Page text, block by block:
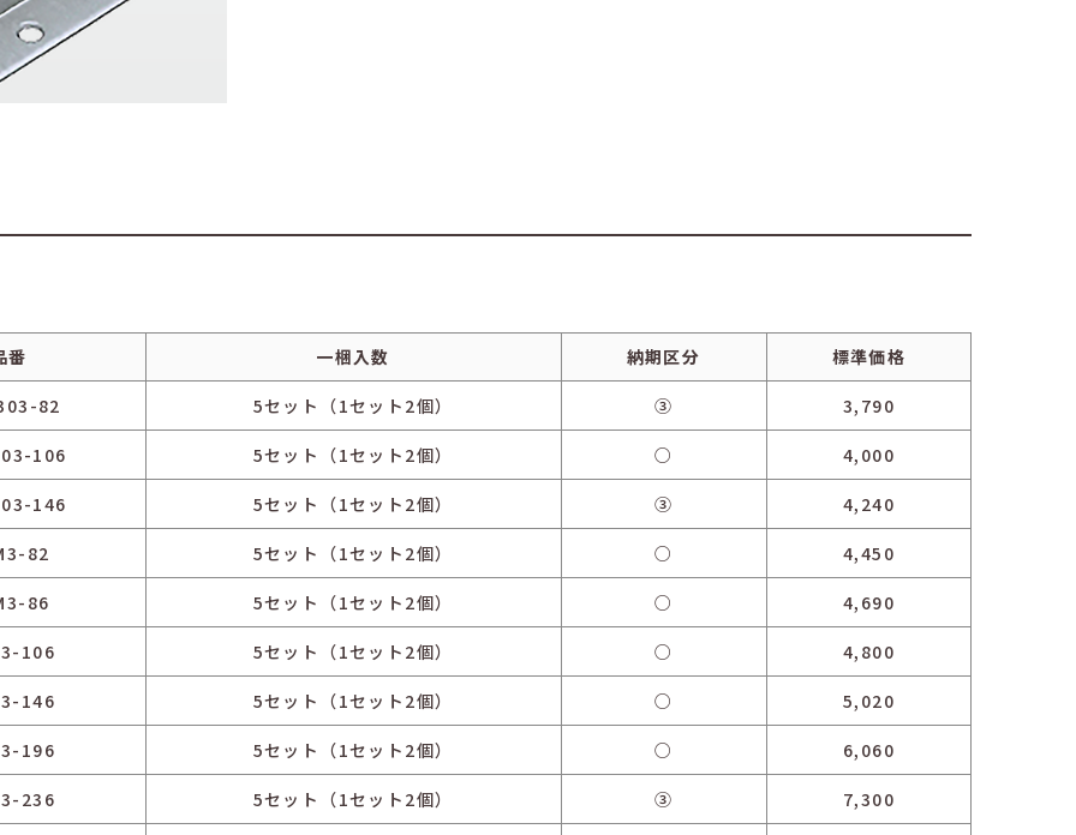
番 一梱入数 納期区分 標準価格
82 5セット（1セット2個） ③ 3,790
106 5セット（1セット2個） ○ 4,000
146 5セット（1セット2個） ③ 4,240
82 5セット（1セット2個） ○ 4,450
86 5セット（1セット2個） ○ 4,690
106 5セット（1セット2個） ○ 4,800
146 5セット（1セット2個） ○ 5,020
196 5セット（1セット2個） ○ 6,060
236 5セット（1セット2個） ③ 7,300